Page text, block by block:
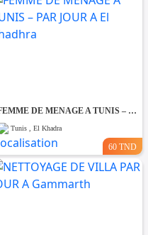
FEMME DE MENAGE A TUNIS – PAR JOUR A El khadhra
Tunis , El Khadra
60 TND